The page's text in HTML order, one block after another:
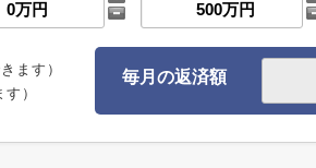
ます）
）
毎月の返済額